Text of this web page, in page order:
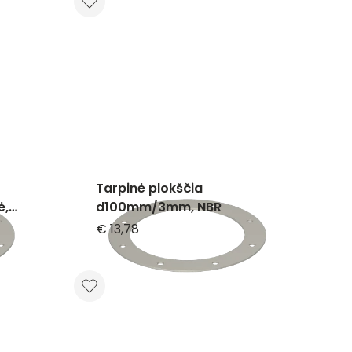
Tarpinė plokščia
d100mm/3mm, NBR
€ 13,78